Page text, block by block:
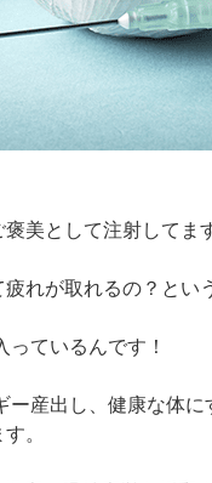
美として注射してま
れが取れるの？とい
ているんです！
産出し、健康な体に
。